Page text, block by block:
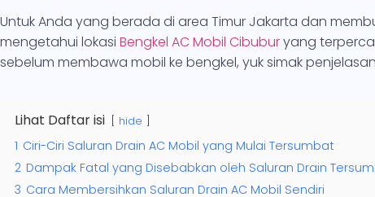
Untuk Anda yang berada di area Timur Jakarta dan
mengetahui lokasi Bengkel AC Mobil Cibuburyang
sebelum membawa mobil ke bengkel, yuk simak
Lihat Daftar isi hide
1 Ciri-Ciri Saluran Drain AC Mobil yang Mulai Tersumbat
2 Dampak Fatal yang Disebabkan oleh Saluran Drain
3 Cara Membersihkan Saluran Drain AC Mobil Sendiri